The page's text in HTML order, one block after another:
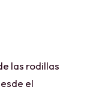
las rodillas
el